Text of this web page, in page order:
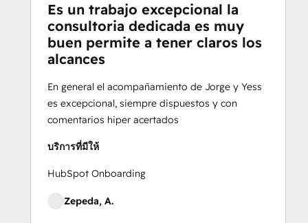
Es un trabajo excepcional la
consultoria dedicada es muy
buen permite a tener claros los
alcances
En general el acompañamiento de Jorge y Yess
es excepcional, siempre dispuestos y con
comentarios hiper acertados
บริการที่มีให้
HubSpot Onboarding
Zepeda, A.